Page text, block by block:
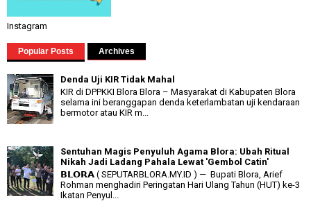
Instagram
Popular Posts Archives
Denda Uji KIR Tidak Mahal
KIR di DPPKKI Blora Blora – Masyarakat di Kabupaten Blora
selama ini beranggapan denda keterlambatan uji kendaraan
bermotor atau KIR m...
Sentuhan Magis Penyuluh Agama Blora: Ubah Ritual
Nikah Jadi Ladang Pahala Lewat 'Gembol Catin'
𝗕𝗟𝗢𝗥𝗔 ( SEPUTARBLORA.MY.ID ) — Bupati Blora, Arief
Rohman menghadiri Peringatan Hari Ulang Tahun (HUT) ke-3
Ikatan Penyul...